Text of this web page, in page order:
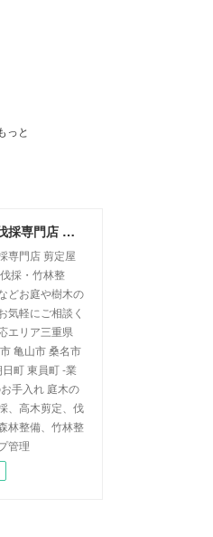
っと
三重県剪定伐採専門店 剪定屋空 -サブサイト-
専門店 剪定屋
採・竹林整
どお庭や樹木の
気軽にご相談く
エリア三重県
亀山市 桑名市
町 東員町 -業
手入れ 庭木の
、高木剪定、伐
林整備、竹林整
管理